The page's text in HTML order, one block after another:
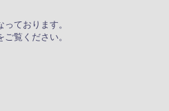
ております。
ご覧ください。